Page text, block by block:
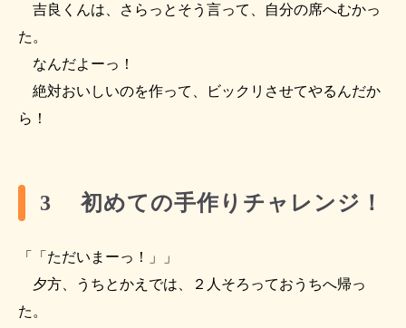
吉良くんは、さらっとそう言って、自分の席へむかっ
た。
なんだよーっ！
絶対おいしいのを作って、ビックリさせてやるんだか
ら！
3 初めての手作りチャレンジ！
「「ただいまーっ！」」
夕方、うちとかえでは、２人そろっておうちへ帰っ
た。